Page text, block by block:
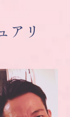
アリ